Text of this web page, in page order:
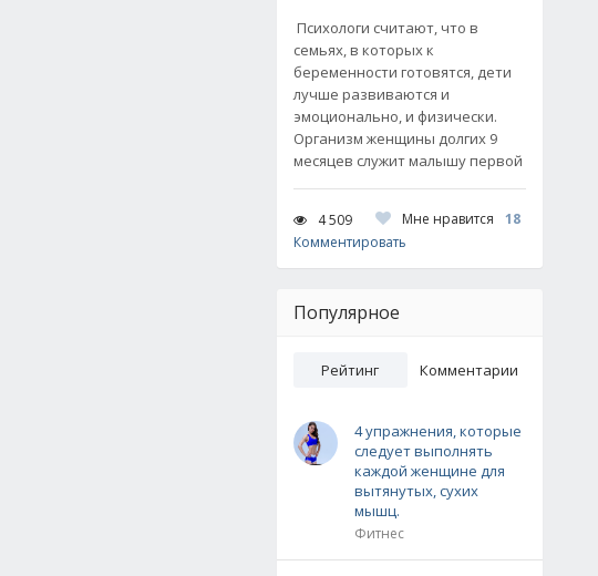
Психологи считают, что в
семьях, в которых к
беременности готовятся, дети
лучше развиваются и
эмоционально, и физически.
Организм женщины долгих 9
месяцев служит малышу первой
4 509 Мне нравится
18
Комментировать
Популярное
Рейтинг Комментарии
4 упражнения, которые
следует выполнять
каждой женщине для
вытянутых, сухих
мышц.
Фитнес